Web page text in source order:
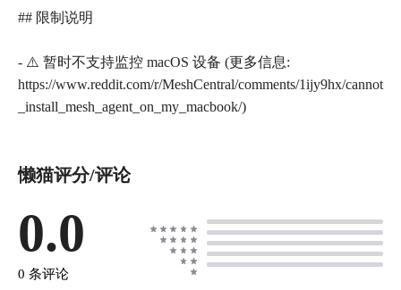
## 限制说明
- ⚠️ 暂时不支持监控 macOS 设备 (更多信息:
https://www.reddit.com/r/MeshCentral/comments/1ijy9hx/cannot
懒猫评分/评论
0.0
0 条评论